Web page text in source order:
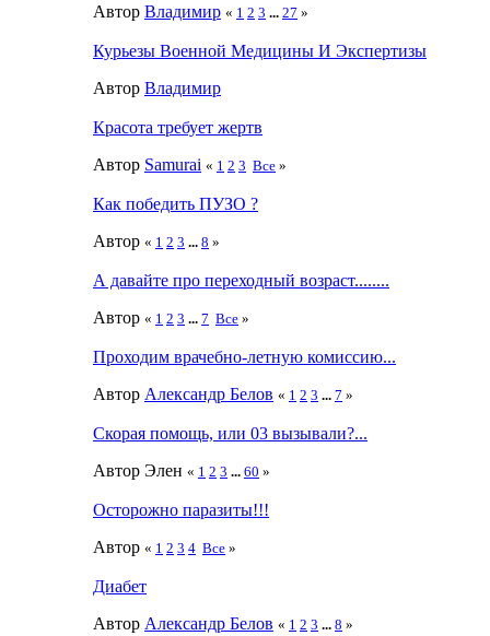
Автор Влaдимир « 1 2 3 ... 27 »
Курьезы Военной Медицины И Экспертизы
Автор Влaдимир
Красота требует жертв
Автор Samurai « 1 2 3 Все »
Как победить ПУЗО ?
Автор « 1 2 3 ... 8 »
А давайте про переходный возраст........
Автор « 1 2 3 ... 7 Все »
Проходим врачебно-летную комиссию...
Автор Александр Белов « 1 2 3 ... 7 »
Скорая помощь, или 03 вызывали?...
Автор Элeн « 1 2 3 ... 60 »
Осторожно паразиты!!!
Автор « 1 2 3 4 Все »
Диабет
Автор Александр Белов « 1 2 3 ... 8 »